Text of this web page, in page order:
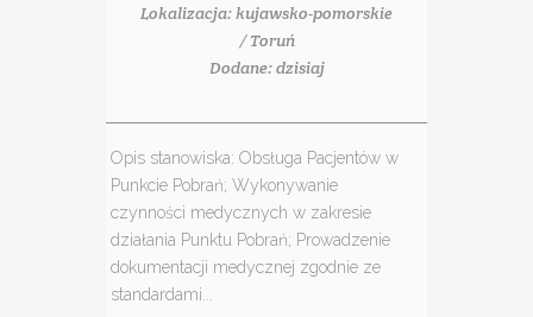
Lokalizacja: kujawsko-pomorskie
/ Toruń
Dodane: dzisiaj
Opis stanowiska: Obsługa Pacjentów w
Punkcie Pobrań; Wykonywanie
czynności medycznych w zakresie
działania Punktu Pobrań; Prowadzenie
dokumentacji medycznej zgodnie ze
standardami...